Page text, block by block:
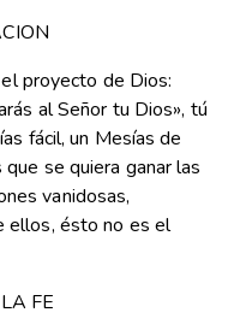
proyecto de Dios:
al Señor tu Dios», tú
fácil, un Mesías de
se quiera ganar las
vanidosas,
ellos, ésto no es el
FE